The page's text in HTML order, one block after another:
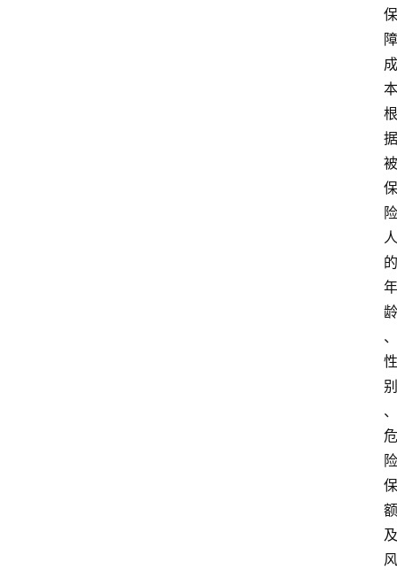
保
障
成
本
根
据
被
保
险
人
的
年
龄
、
性
别
、
危
险
保
额
及
风